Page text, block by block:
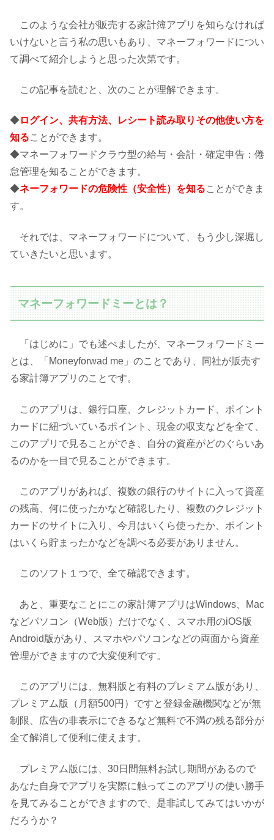
このような会社が販売する家計簿アプリを知らなければ
いけないと言う私の思いもあり、マネーフォワードについ
て調べて紹介しようと思った次第です。
この記事を読むと、次のことが理解できます。
◆ログイン、共有方法、レシート読み取りその他使い方を
知ることができます。
◆マネーフォワードクラウ型の給与・会計・確定申告：倦
怠管理を知ることができます。
◆ネーフォワードの危険性（安全性）を知ることができま
す。
それでは、マネーフォワードについて、もう少し深堀し
ていきたいと思います。
マネーフォワードミーとは？
「はじめに」でも述べましたが、マネーフォワードミー
とは、「Moneyforwad me」のことであり、同社が販売す
る家計簿アプリのことです。
このアプリは、銀行口座、クレジットカード、ポイント
カードに紐づいているポイント、現金の収支などを全て、
このアプリで見ることができ、自分の資産がどのぐらいあ
るのかを一目で見ることができます。
このアプリがあれば、複数の銀行のサイトに入って資産
の残高、何に使ったかなど確認したり、複数のクレジット
カードのサイトに入り、今月はいくら使ったか、ポイント
はいくら貯まったかなどを調べる必要がありません。
このソフト１つで、全て確認できます。
あと、重要なことにこの家計簿アプリはWindows、Mac
などパソコン（Web版）だけでなく、スマホ用のiOS版
Android版があり、スマホやパソコンなどの両面から資産
管理ができますので大変便利です。
このアプリには、無料版と有料のプレミアム版があり、
プレミアム版（月額500円）ですと登録金融機関などが無
制限、広告の非表示にできるなど無料で不満の残る部分が
全て解消して便利に使えます。
プレミアム版には、30日間無料お試し期間があるので
あなた自身でアプリを実際に触ってこのアプリの使い勝手
を見てみることができますので、是非試してみてはいかが
だろうか？